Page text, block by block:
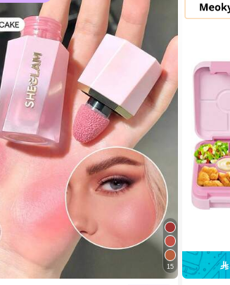
في قائمة أدوات المائدة الصيفية الرائعة أواني الطعا
15
2# الأفضل مبيعا